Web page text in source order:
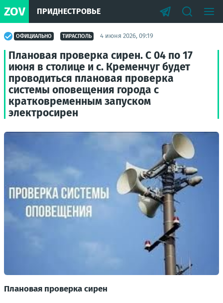
ZOV ПРИДНЕСТРОВЬЕ
ОФИЦИАЛЬНО ТИРАСПОЛЬ 4 июня 2026, 09:19
Плановая проверка сирен. С 04 по 17
июня в столице и с. Кременчуг будет
проводиться плановая проверка
системы оповещения города с
кратковременным запуском
электросирен
Плановая проверка сирен